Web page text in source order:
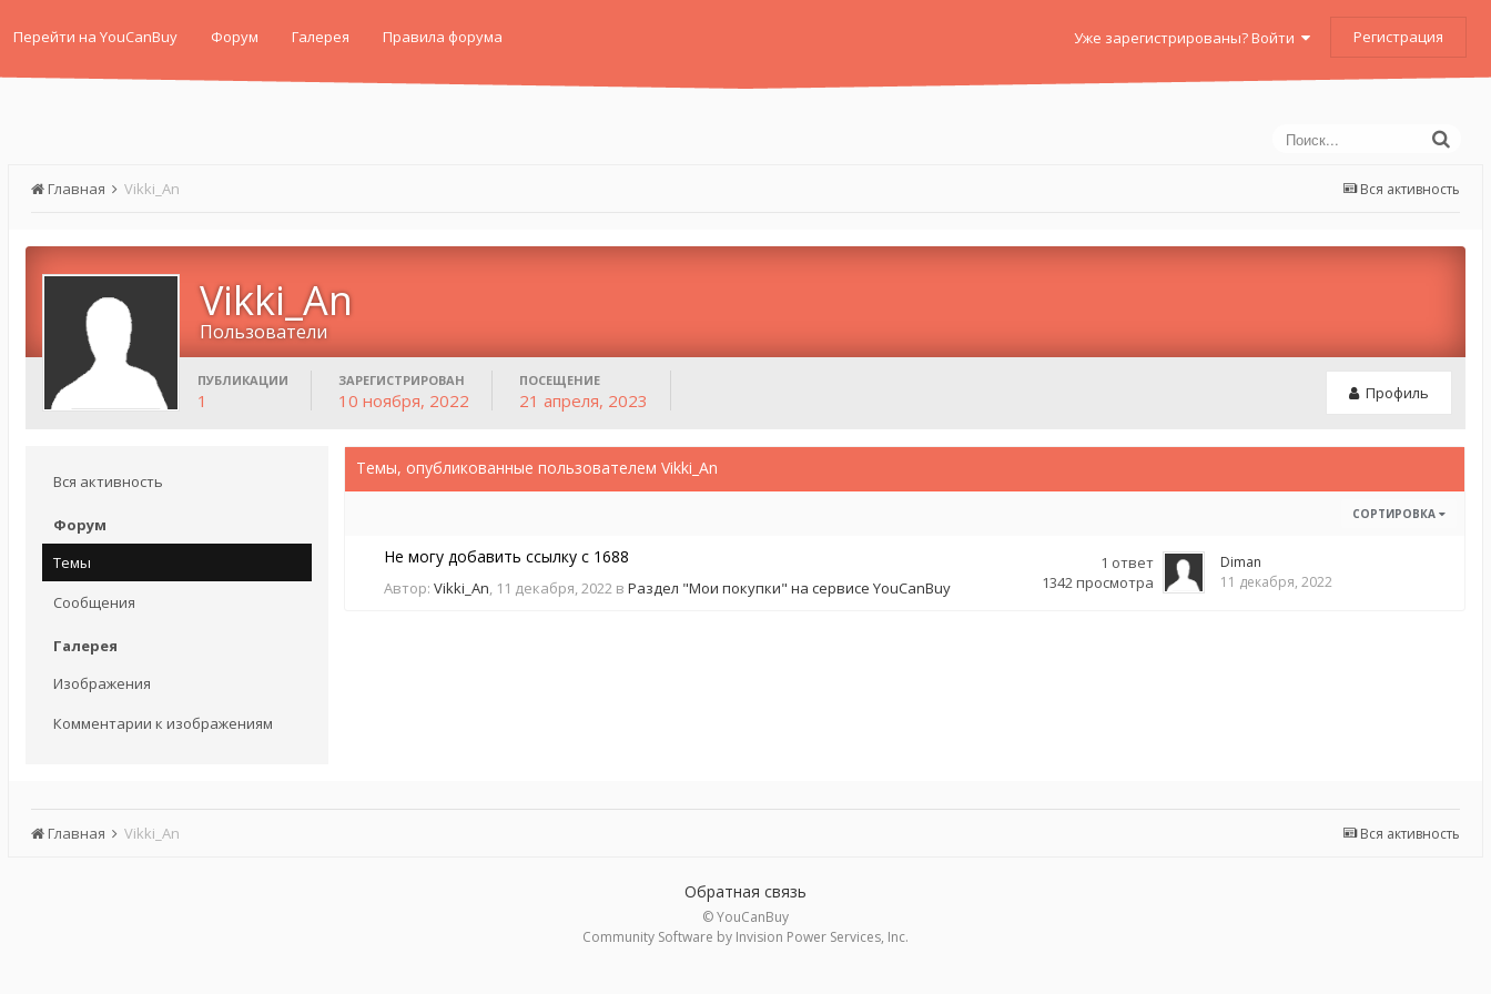
Перейти на YouCanBuy Форум Галерея Правила форума Уже зарегистрированы? Войти Регистрация
Вся активность
Главная Vikki_An
Vikki_An
Пользователи
Профиль
ПУБЛИКАЦИИ
1
ЗАРЕГИСТРИРОВАН
10 ноября, 2022
ПОСЕЩЕНИЕ
21 апреля, 2023
Вся активность
Форум
Темы
Сообщения
Галерея
Изображения
Комментарии к изображениям
Темы, опубликованные пользователем Vikki_An
СОРТИРОВКА
Не могу добавить ссылку с 1688
Автор: Vikki_An, 11 декабря, 2022 в Раздел "Мои покупки" на сервисе YouCanBuy
1 ответ
1342просмотра
Diman
11 декабря, 2022
Вся активность
Главная Vikki_An
Обратная связь
© YouCanBuy
Community Software by Invision Power Services, Inc.